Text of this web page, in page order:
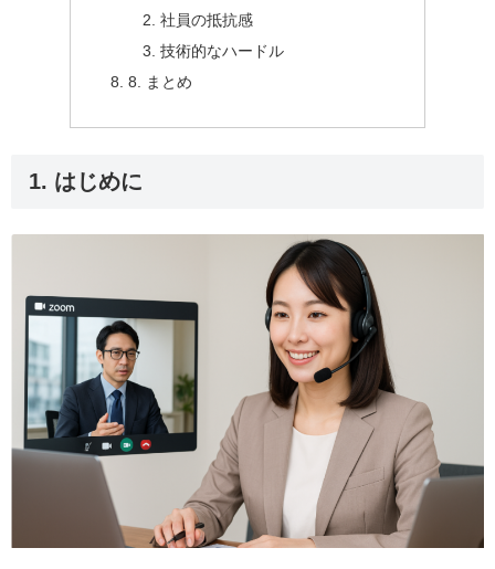
社員の抵抗感
技術的なハードル
8. まとめ
1. はじめに